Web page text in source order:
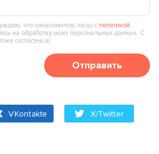
что ознакомился(‑лась) сполитикой
на обработку моих персональных данных. С
согласен(‑а).
Отправить
VKontakte X/Twitter